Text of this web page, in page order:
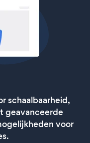
schaalbaarheid,
geavanceerde
voor